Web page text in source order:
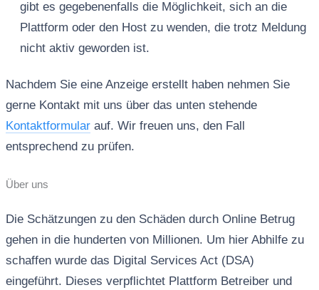
gibt es gegebenenfalls die Möglichkeit, sich an die
Plattform oder den Host zu wenden, die trotz Meldung
nicht aktiv geworden ist.
Nachdem Sie eine Anzeige erstellt haben nehmen Sie
gerne Kontakt mit uns über das unten stehende
Kontaktformularauf. Wir freuen uns, den Fall
entsprechend zu prüfen.
Über uns
Die Schätzungen zu den Schäden durch Online Betrug
gehen in die hunderten von Millionen. Um hier Abhilfe zu
schaffen wurde das Digital Services Act (DSA)
eingeführt. Dieses verpflichtet Plattform Betreiber und